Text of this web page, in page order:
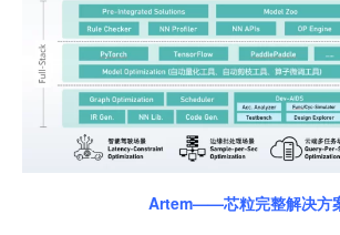
Artem——芯粒完整解决方